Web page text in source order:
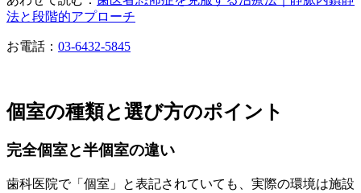
法と段階的アプローチ
お電話： 03-6432-5845
個室の種類と選び方のポイント
完全個室と半個室の違い
歯科医院で「個室」と表記されていても、実際の環境は施設